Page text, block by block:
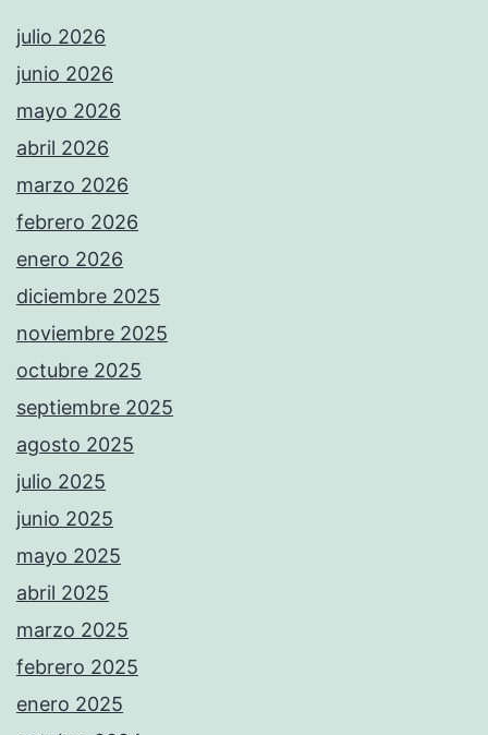
julio 2026
junio 2026
mayo 2026
abril 2026
marzo 2026
febrero 2026
enero 2026
diciembre 2025
noviembre 2025
octubre 2025
septiembre 2025
agosto 2025
julio 2025
junio 2025
mayo 2025
abril 2025
marzo 2025
febrero 2025
enero 2025